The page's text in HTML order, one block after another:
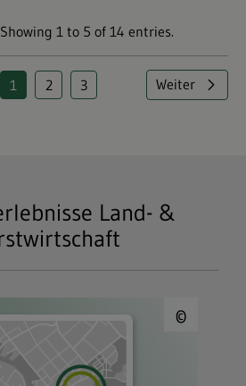
Showing 1 to 5 of 14 entries.
Page
1 Page
2 Page
3 Weiter